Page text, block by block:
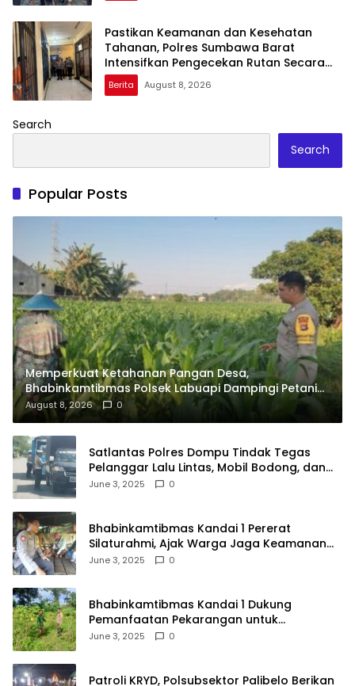
Pastikan Keamanan dan Kesehatan
Tahanan, Polres Sumbawa Barat
Intensifkan Pengecekan Rutan Secara
Berkala
Berita August 8, 2026
Search
Search
Popular Posts
Memperkuat Ketahanan Pangan Desa,
Bhabinkamtibmas Polsek Labuapi Dampingi Petani
Kuranji Dalang
August 8, 2026 0
Satlantas Polres Dompu Tindak Tegas
Pelanggar Lalu Lintas, Mobil Bodong, dan
Kendaraan Tak Bayar Pajak
June 3, 2025 0
Bhabinkamtibmas Kandai 1 Pererat
Silaturahmi, Ajak Warga Jaga Keamanan
Lingkungan
June 3, 2025 0
Bhabinkamtibmas Kandai 1 Dukung
Pemanfaatan Pekarangan untuk
Ketahanan Pangan Menuju Indonesia Emas
June 3, 2025 0
Patroli KRYD, Polsubsektor Palibelo Berikan